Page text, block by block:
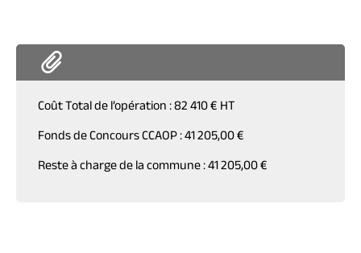
Coût Total de l’opération : 82 410 € HT
Fonds de Concours CCAOP : 41 205,00 €
Reste à charge de la commune : 41 205,00 €